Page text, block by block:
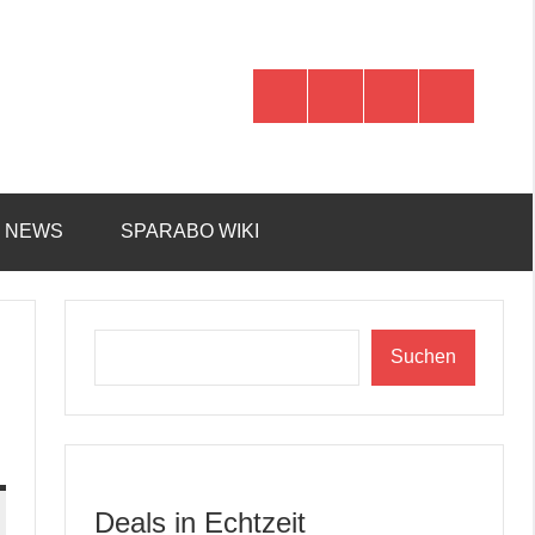
NEWS SPARABO WIKI
Suchen
Deals in Echtzeit